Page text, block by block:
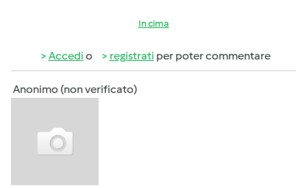
In cima
Accedi o registrati per poter commentare
Anonimo (non verificato)